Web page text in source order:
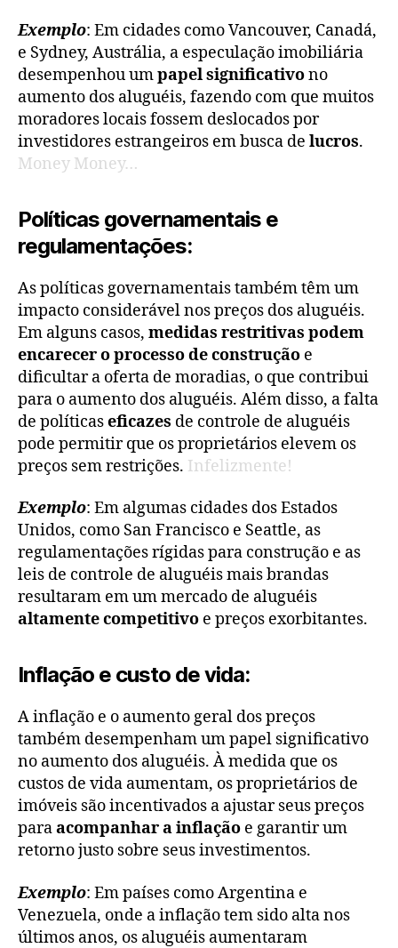
Exemplo: Em cidades como Vancouver, Canadá,
e Sydney, Austrália, a especulação imobiliária
desempenhou umpapel significativono
aumento dos aluguéis, fazendo com que muitos
moradores locais fossem deslocados por
investidores estrangeiros em busca de lucros.
Money Money…
Políticas governamentais e
regulamentações:
As políticas governamentais também têm um
impacto considerável nos preços dos aluguéis.
Em alguns casos, medidas restritivas podem
encarecer o processo de construção e
dificultar a oferta de moradias, o que contribui
para o aumento dos aluguéis. Além disso, a falta
de políticaseficazes de controle de aluguéis
pode permitir que os proprietários elevem os
preços sem restrições. Infelizmente!
Exemplo: Em algumas cidades dos Estados
Unidos, como San Francisco e Seattle, as
regulamentações rígidas para construção e as
leis de controle de aluguéis mais brandas
resultaram em um mercado de aluguéis
altamente competitivo e preços exorbitantes.
Inflação e custo de vida:
A inflação e o aumento geral dos preços
também desempenham um papel significativo
no aumento dos aluguéis. À medida que os
custos de vida aumentam, os proprietários de
imóveis são incentivados a ajustar seus preços
paraacompanhar a inflação e garantir um
retorno justo sobre seus investimentos.
Exemplo: Em países como Argentina e
Venezuela, onde a inflação tem sido alta nos
últimos anos, os aluguéis aumentaram